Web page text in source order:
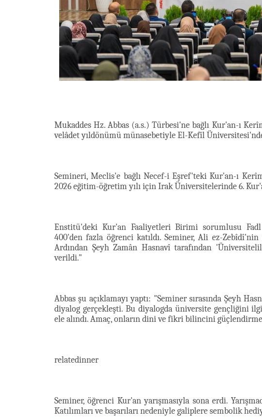
Mukaddes Hz. Abbas (a.s.) Türbesi'ne bağlı Kur'an-ı
velâdet yıldönümü münasebetiyle El-Kefîl
Semineri, Meclis'e bağlı Necef-i Eşref'teki Kur'an-ı
2026 eğitim-öğretim yılı için Irak Üniversitelerinde 6.
Enstitü'deki Kur'an Faaliyetleri Birimi sorumlusu
400'den fazla öğrenci katıldı. Seminer, Ali ez-
Ardından Şeyh Zamân Hasnavî tarafından
verildi."
Abbas şu açıklamayı yaptı: "Seminer sırasında Şeyh
diyalog gerçekleşti. Bu diyalogda üniversite gençliğini
ele alındı. Amaç, onların dini ve fikri bilincini
relatedinner
Seminer, öğrenci Kur'an yarışmasıyla sona erdi.
Katılımları ve başarıları nedeniyle galiplere sembolik